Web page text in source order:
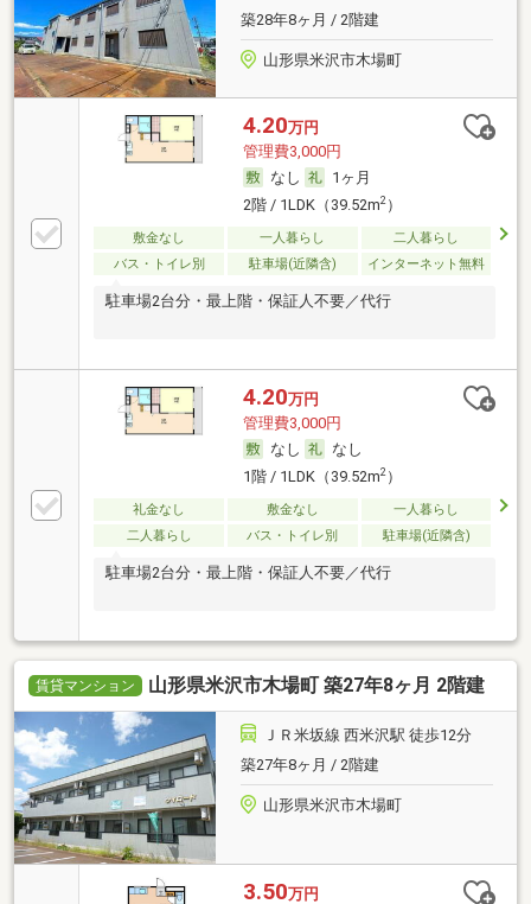
築28年8ヶ月 / 2階建
山形県米沢市木場町
4.20万円
管理費3,000円
なし
1ヶ月
2階 / 1LDK（39.52m2）
敷金なし 一人暮らし
二人暮らし
バス・トイレ別
駐車場(近隣含) インターネット無料
駐車場2台分・最上階・保証人不要／代行
4.20万円
管理費3,000円
なし
なし
1階 / 1LDK（39.52m2）
礼金なし 敷金なし
一人暮らし
二人暮らし
バス・トイレ別 駐車場(近隣含)
駐車場2台分・最上階・保証人不要／代行
賃貸マンション 山形県米沢市木場町 築27年8ヶ月 2階建
ＪＲ米坂線 西米沢駅 徒歩12分
築27年8ヶ月 / 2階建
山形県米沢市木場町
3.50万円